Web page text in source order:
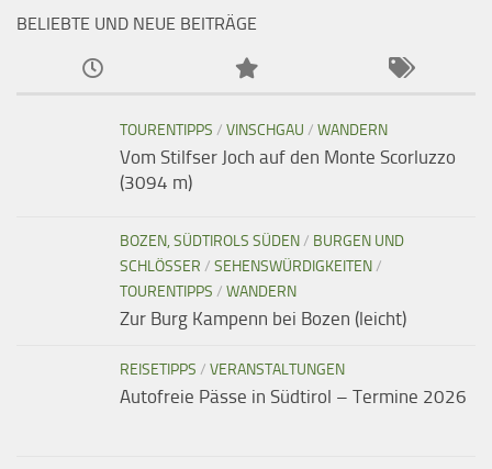
BELIEBTE UND NEUE BEITRÄGE
TOURENTIPPS / VINSCHGAU / WANDERN
Vom Stilfser Joch auf den Monte Scorluzzo
(3094 m)
BOZEN, SÜDTIROLS SÜDEN/ BURGEN UND
SCHLÖSSER / SEHENSWÜRDIGKEITEN/
TOURENTIPPS / WANDERN
Zur Burg Kampenn bei Bozen (leicht)
REISETIPPS / VERANSTALTUNGEN
Autofreie Pässe in Südtirol – Termine 2026